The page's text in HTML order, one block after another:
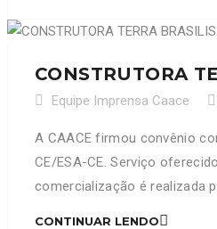
CONSTRUTORA
Equipe Imprensa Caace
A CAACE firmou convênio
CE/ESA-CE. Serviço
comercialização é realizada
CONTINUAR LENDO